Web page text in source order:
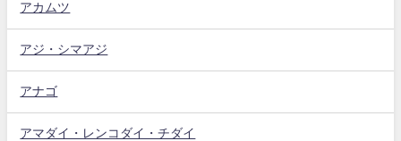
アカムツ
アジ・シマアジ
アナゴ
アマダイ・レンコダイ・チダイ